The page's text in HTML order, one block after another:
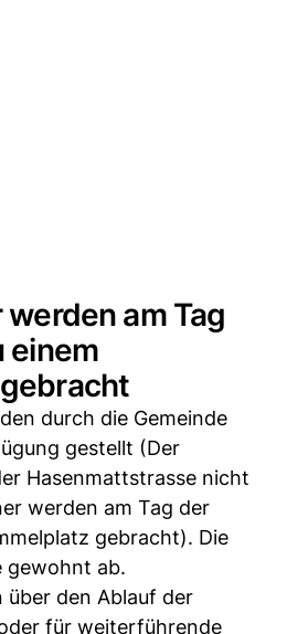
am Tag
einem
durch die Gemeinde
gestellt (Der
Hasenmattstrasse nicht
werden am Tag der
gebracht). Die
gewohnt ab.
über den Ablauf der
für weiterführende